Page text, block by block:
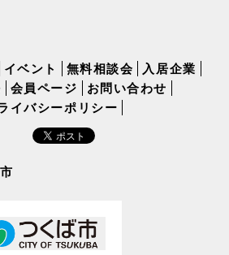
イベント 無料相談会
入居企業
会員ページ
お問い合わせ
イバシーポリシー